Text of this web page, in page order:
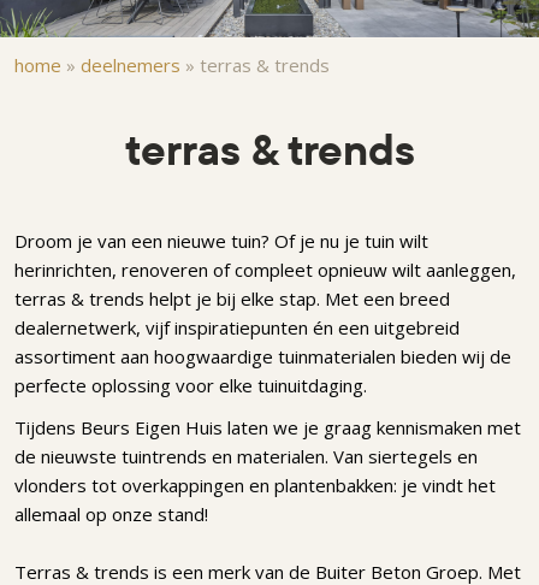
Kruimelpad
home » deelnemers » terras & trends
terras & trends
Droom je van een nieuwe tuin? Of je nu je tuin wilt
herinrichten, renoveren of compleet opnieuw wilt aanleggen,
terras & trends helpt je bij elke stap. Met een breed
dealernetwerk, vijf inspiratiepunten én een uitgebreid
assortiment aan hoogwaardige tuinmaterialen bieden wij de
perfecte oplossing voor elke tuinuitdaging.
Tijdens Beurs Eigen Huis laten we je graag kennismaken met
de nieuwste tuintrends en materialen. Van siertegels en
vlonders tot overkappingen en plantenbakken: je vindt het
allemaal op onze stand!
Terras & trends is een merk van de Buiter Beton Groep. Met